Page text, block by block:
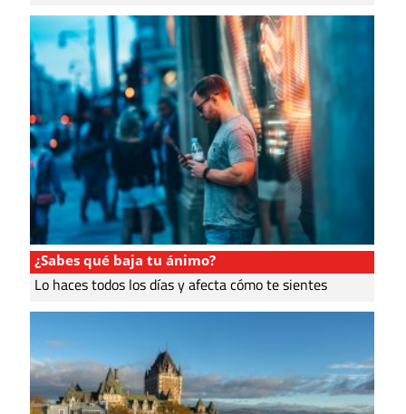
¿Sabes qué baja tu ánimo?
Lo haces todos los días y afecta cómo te sientes